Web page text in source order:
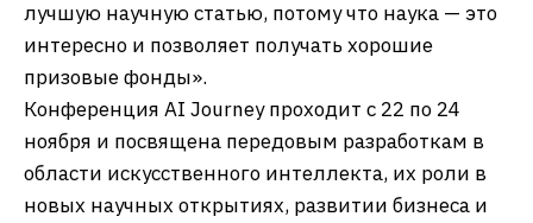
лучшую научную статью, потому что наука — это
интересно и позволяет получать хорошие
призовые фонды».
Конференция AI Journey проходит с 22 по 24
ноября и посвящена передовым разработкам в
области искусственного интеллекта, их роли в
новых научных открытиях, развитии бизнеса и